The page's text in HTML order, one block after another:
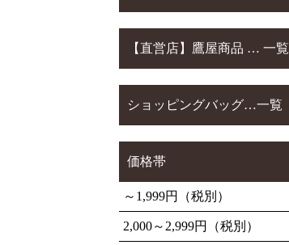
【直営店】鷹屋商品 … 一覧
ショッピングバッグ…一覧
価格帯
～1,999円（税別）
2,000～2,999円（税別）